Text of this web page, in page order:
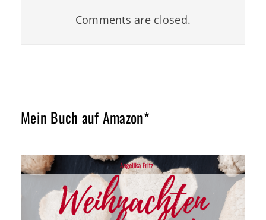
Comments are closed.
Mein Buch auf Amazon*